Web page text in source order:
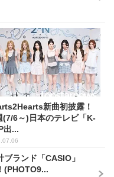
新曲初披露！
(7/6～)日本のテレビ「K-
出...
ランド「CASIO」
(PHOTO9...